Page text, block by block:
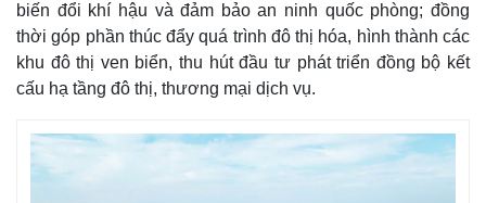
biến đổi khí hậu và đảm bảo an ninh quốc phòng; đồng
thời góp phần thúc đẩy quá trình đô thị hóa, hình thành các
khu đô thị ven biển, thu hút đầu tư phát triển đồng bộ kết
cấu hạ tầng đô thị, thương mại dịch vụ.